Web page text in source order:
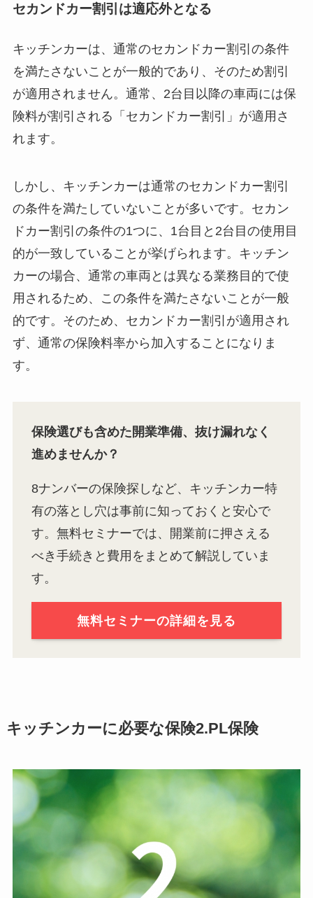
セカンドカー割引は適応外となる
キッチンカーは、通常のセカンドカー割引の条件
を満たさないことが一般的であり、そのため割引
が適用されません。通常、2台目以降の車両には保
険料が割引される「セカンドカー割引」が適用さ
れます。
しかし、キッチンカーは通常のセカンドカー割引
の条件を満たしていないことが多いです。セカン
ドカー割引の条件の1つに、1台目と2台目の使用目
的が一致していることが挙げられます。キッチン
カーの場合、通常の車両とは異なる業務目的で使
用されるため、この条件を満たさないことが一般
的です。そのため、セカンドカー割引が適用され
ず、通常の保険料率から加入することになりま
す。
保険選びも含めた開業準備、抜け漏れなく
進めませんか？
8ナンバーの保険探しなど、キッチンカー特
有の落とし穴は事前に知っておくと安心で
す。無料セミナーでは、開業前に押さえる
べき手続きと費用をまとめて解説していま
す。
無料セミナーの詳細を見る
キッチンカーに必要な保険2.PL保険